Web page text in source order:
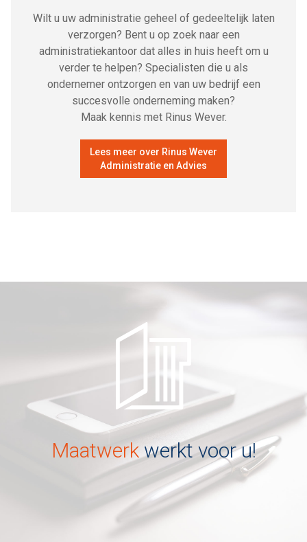
Wilt u uw administratie geheel of gedeeltelijk laten
verzorgen? Bent u op zoek naar een
administratiekantoor dat alles in huis heeft om u
verder te helpen? Specialisten die u als
ondernemer ontzorgen en van uw bedrijf een
succesvolle onderneming maken?
Maak kennis met Rinus Wever.
Lees meer over Rinus Wever
Administratie en Advies
Maatwerkwerkt voor u!